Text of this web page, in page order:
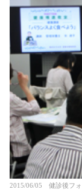
2015/06/05 健診後フォ